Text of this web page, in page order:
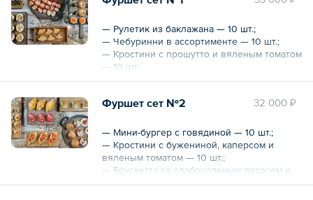
— Рулетик из баклажана — 10 шт.;
— Чебуринни в ассортименте — 10 шт.;
— Кростини с прошутто и вяленым томатом
— 10 шт.;
— Кростини с карамелизированной
шт.;
тигровой креветкой — 10 шт.;
— Сыр камамбер с сезонной ягодой — 10
шт.;
— Шашлычок курица/перец/красный лук —
32 000 ₽
Фуршет сет №2
— Мини-бургер с говядиной — 10 шт.;
— Кростини с бужениной, каперсом и
вяленым томатом — 10 шт.;
— Брускетта со слабосоленым лососем и
клубникой — 10 шт.;